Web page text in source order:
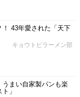
！ 43年愛された「天下
キョウトピラーメン部
まい自家製パンも楽
」